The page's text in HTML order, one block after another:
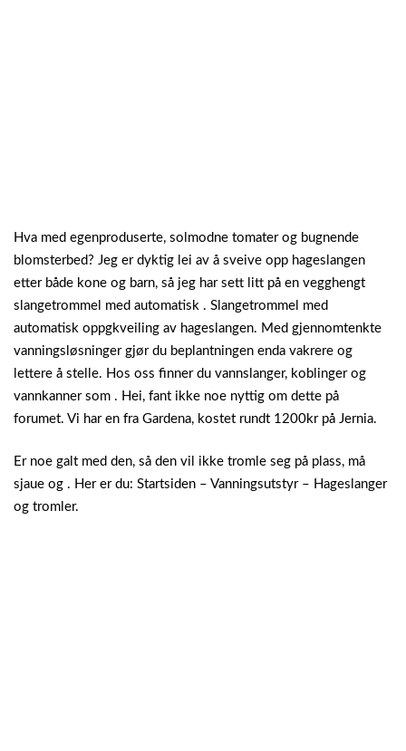
Hva med egenproduserte, solmodne tomater og bugnende
blomsterbed? Jeg er dyktig lei av å sveive opp hageslangen
etter både kone og barn, så jeg har sett litt på en vegghengt
slangetrommel med automatisk . Slangetrommel med
automatisk oppgkveiling av hageslangen. Med gjennomtenkte
vanningsløsninger gjør du beplantningen enda vakrere og
lettere å stelle. Hos oss finner du vannslanger, koblinger og
vannkanner som . Hei, fant ikke noe nyttig om dette på
forumet. Vi har en fra Gardena, kostet rundt 1200kr på Jernia.
Er noe galt med den, så den vil ikke tromle seg på plass, må
sjaue og . Her er du: Startsiden – Vanningsutstyr – Hageslanger
og tromler.